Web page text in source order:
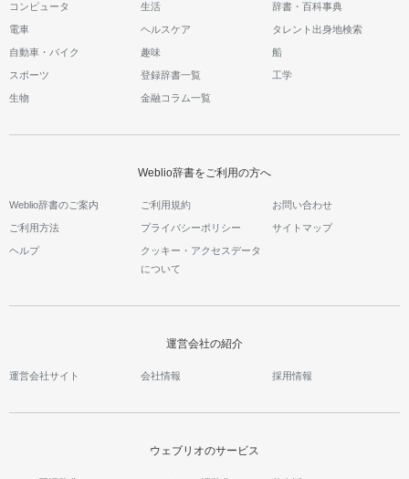
コンピュータ 生活 辞書・百科事典
電車 ヘルスケア タレント出身地検索
自動車・バイク 趣味 船
スポーツ 登録辞書一覧 工学
生物 金融コラム一覧
Weblio辞書をご利用の方へ
Weblio辞書のご案内 ご利用規約 お問い合わせ
ご利用方法 プライバシーポリシー サイトマップ
ヘルプ
クッキー・アクセスデータ
について
運営会社の紹介
運営会社サイト 会社情報 採用情報
ウェブリオのサービス